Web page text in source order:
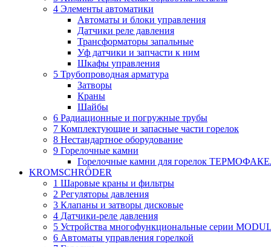
4 Элементы автоматики
Автоматы и блоки управления
Датчики реле давления
Трансформаторы запальные
Уф датчики и запчасти к ним
Шкафы управления
5 Трубопроводная арматура
Затворы
Краны
Шайбы
6 Радиационные и погружные трубы
7 Комплектующие и запасные части горелок
8 Нестандартное оборудование
9 Горелочные камни
Горелочные камни для горелок
KROMSCHRÖDER
1 Шаровые краны и фильтры
2 Регуляторы давления
3 Клапаны и затворы дисковые
4 Датчики-реле давления
5 Устройства многофункциональные серии
6 Автоматы управления горелкой